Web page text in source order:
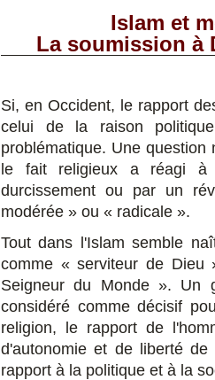
Islam et
La soumission à
Si, en Occident, le rapport
celui de la raison
problématique. Une question
le fait religieux a réagi
durcissement ou par un
modérée » ou « radicale ».
Tout dans l'Islam semble
comme « serviteur de Dieu
Seigneur du Monde ». Un
considéré comme décisif
religion, le rapport de
d'autonomie et de liberté
rapport à la politique et à la